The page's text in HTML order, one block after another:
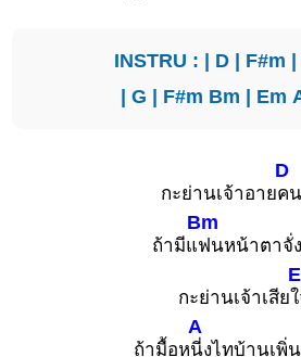
INSTRU : | D| F#m |
| G | F#m Bm | Em
กะย่านเจ้าอาย
D
ค
ถ้ามีแ
Bm
ฟนหน้าตาจั่
กะย่านเจ้าเสียใ
ถ้ามื้อห
A
นี่งไทบ้านเพิ่